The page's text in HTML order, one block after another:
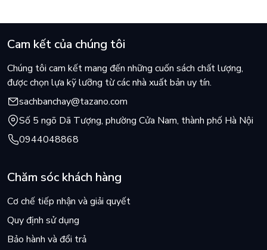
Cam kết của chúng tôi
Chúng tôi cam kết mang đến những cuốn sách chất lượng,
được chọn lựa kỹ lưỡng từ các nhà xuất bản uy tín.
sachbanchay@tazano.com
Số 5 ngõ Dã Tượng, phường Cửa Nam, thành phố Hà Nội
0944048868
Chăm sóc khách hàng
Cơ chế tiếp nhận và giải quyết
Quy định sử dụng
Bảo hành và đổi trả